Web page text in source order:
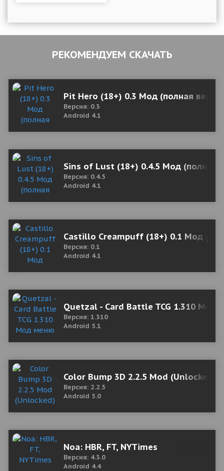
РЕКОМЕНДУЕМ СКАЧАТЬ
Pit Hero (18+) 0.3 Мод (полная
Версия: 0.3
Android 4.1
Sins of Lust (18+) 0.4.5 Мод (полная
Версия: 0.4.5
Android 4.1
Castillo Creampuff (18+) 0.1 Мод
Версия: 0.1
Android 4.1
Quetzal - Card Battle TCG 1.310 Мод
Версия: 1.310
Android 5.1
Color Bump 3D 2.2.5 Mod (Unlocked)
Версия: 2.2.5
Android 5.0
Noa: HBR, FT, NYTimes
Версия: 4.3.0
Android 4.4